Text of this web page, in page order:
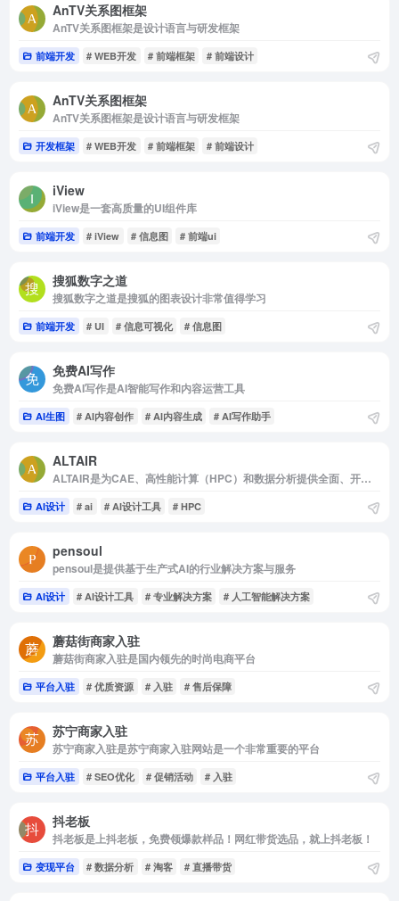
AnTV关系图框架
AnTV关系图框架是设计语言与研发框架
前端开发 # WEB开发 # 前端框架 # 前端设计
AnTV关系图框架
AnTV关系图框架是设计语言与研发框架
开发框架 # WEB开发 # 前端框架 # 前端设计
iView
iView是一套高质量的UI组件库
前端开发 # iView # 信息图 # 前端ui
搜狐数字之道
搜狐数字之道是搜狐的图表设计非常值得学习
前端开发 # UI # 信息可视化 # 信息图
免费AI写作
免费AI写作是AI智能写作和内容运营工具
AI生图 # AI内容创作 # AI内容生成 # AI写作助手
ALTAIR
ALTAIR是为CAE、高性能计算（HPC）和数据分析提供全面、开放的架构解决方案
AI设计 # ai # AI设计工具 # HPC
pensoul
pensoul是提供基于生产式AI的行业解决方案与服务
AI设计 # AI设计工具 # 专业解决方案 # 人工智能解决方案
蘑菇街商家入驻
蘑菇街商家入驻是国内领先的时尚电商平台
平台入驻 # 优质资源 # 入驻 # 售后保障
苏宁商家入驻
苏宁商家入驻是苏宁商家入驻网站是一个非常重要的平台
平台入驻 # SEO优化 # 促销活动 # 入驻
抖老板
抖老板是上抖老板，免费领爆款样品！网红带货选品，就上抖老板！
变现平台 # 数据分析 # 淘客 # 直播带货